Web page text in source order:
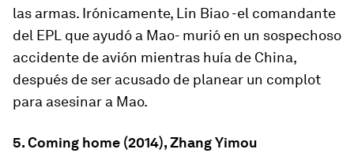
las armas. Irónicamente, Lin Biao -el comandante
del EPL que ayudó a Mao- murió en un sospechoso
accidente de avión mientras huía de China,
después de ser acusado de planear un complot
para asesinar a Mao.
5. Coming home (2014), Zhang Yimou